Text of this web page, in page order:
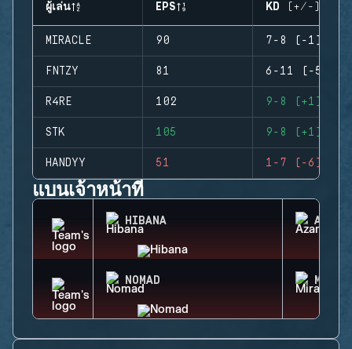
ผู้เล่น EPS KD (+/-)
MIRACLE 90 7-8 (-1)
FNTZY 81 6-11 (-5)
R4RE 102 9-8 (+1)
STK 105 9-8 (+1)
HANDYY 51 1-7 (-6)
แบนเจ้าหน้าที่
HIBANA AZAMI
NOMAD MIRA